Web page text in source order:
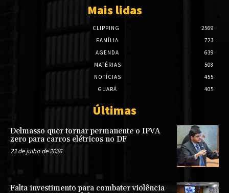
Mais lidas
CLIPPING
2569
FAMÍLIA
723
AGENDA
639
MATÉRIAS
508
NOTÍCIAS
455
GUARÁ
405
Últimas
Delmasso quer tornar permanente o IPVA
zero para carros elétricos no DF
23 de julho de 2026
Falta investimento para combater violência